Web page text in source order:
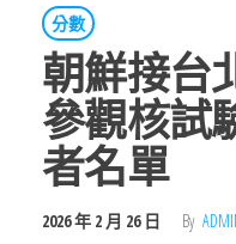
分數
朝鮮接台
參觀核試
者名單
2026 年 2 月 26 日 By